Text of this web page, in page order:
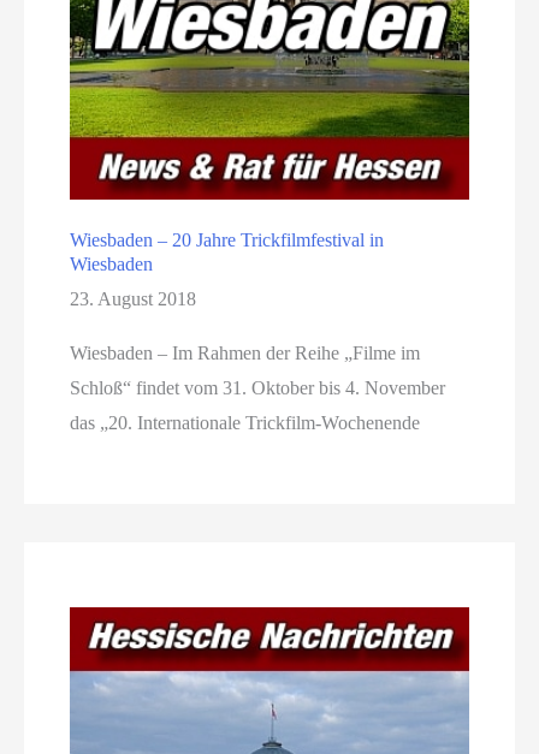
Wiesbaden – 20 Jahre Trickfilmfestival in
Wiesbaden
23. August 2018
Wiesbaden – Im Rahmen der Reihe „Filme im
Schloß“ findet vom 31. Oktober bis 4. November
das „20. Internationale Trickfilm-Wochenende